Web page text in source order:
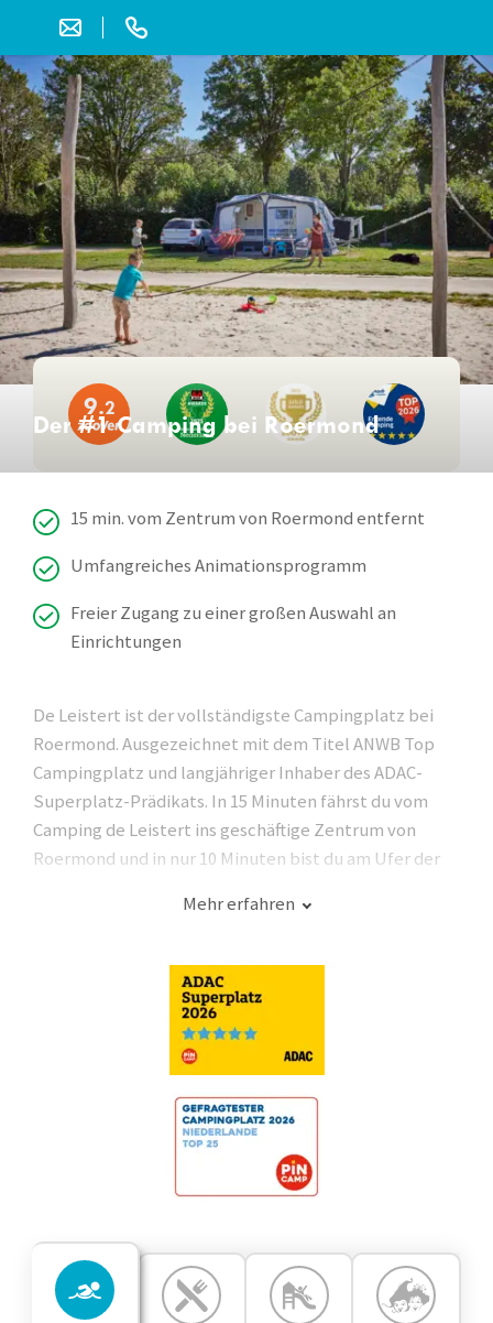
9.2
Der #1 Camping bei Roermond
15 min. vom Zentrum von Roermond entfernt
Umfangreiches Animationsprogramm
Freier Zugang zu einer großen Auswahl an
Einrichtungen
De Leistert ist der vollständigste Campingplatz bei
Roermond. Ausgezeichnet mit dem Titel ANWB Top
Campingplatz und langjähriger Inhaber des ADAC-
Superplatz-Prädikats. In 15 Minuten fährst du vom
Camping de Leistert ins geschäftige Zentrum von
Roermond und in nur 10 Minuten bist du am Ufer der
in Roermond und erlebe das Beste aus beiden Welten.
Genieße die Natur und die kostenlosen Einrichtungen
des Campingplatzes in vollen Zügen und kaufe im
Designer Outlet Center ein oder schlendere durch die
exklusiven Geschäften, Fachgeschäften und Boutiquen.
Mehr erfahren